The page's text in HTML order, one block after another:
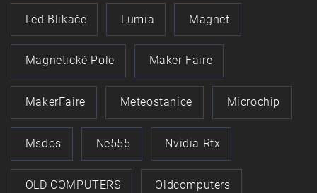
Led Blikače Lumia Magnet
Magnetické Pole Maker Faire
MakerFaire Meteostanice Microchip
Msdos Ne555 Nvidia Rtx
OLD COMPUTERS Oldcomputers